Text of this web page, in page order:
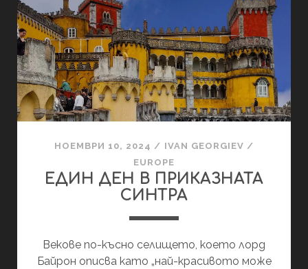
From
The
Notes
-
Блог
пътувания
НОЕМВРИ 10, 2024 / IVAN GEORGIEV /
EUROPE
ЕДИН ДЕН В ПРИКАЗНАТА
СИНТРА
Векове по-късно селището, което лорд
Байрон описва като „най-красивото може